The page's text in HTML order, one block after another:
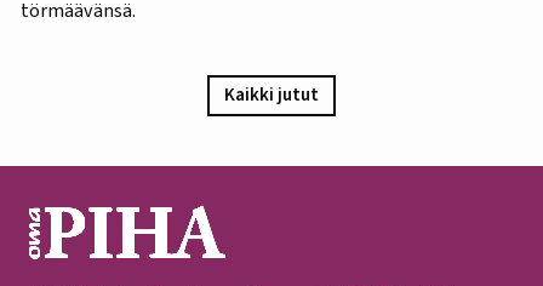
törmäävänsä.
Kaikki jutut